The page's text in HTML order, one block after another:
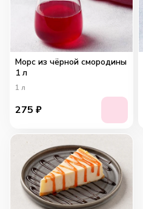
Морс из чёрной смородины
1 л
1 л
275 ₽